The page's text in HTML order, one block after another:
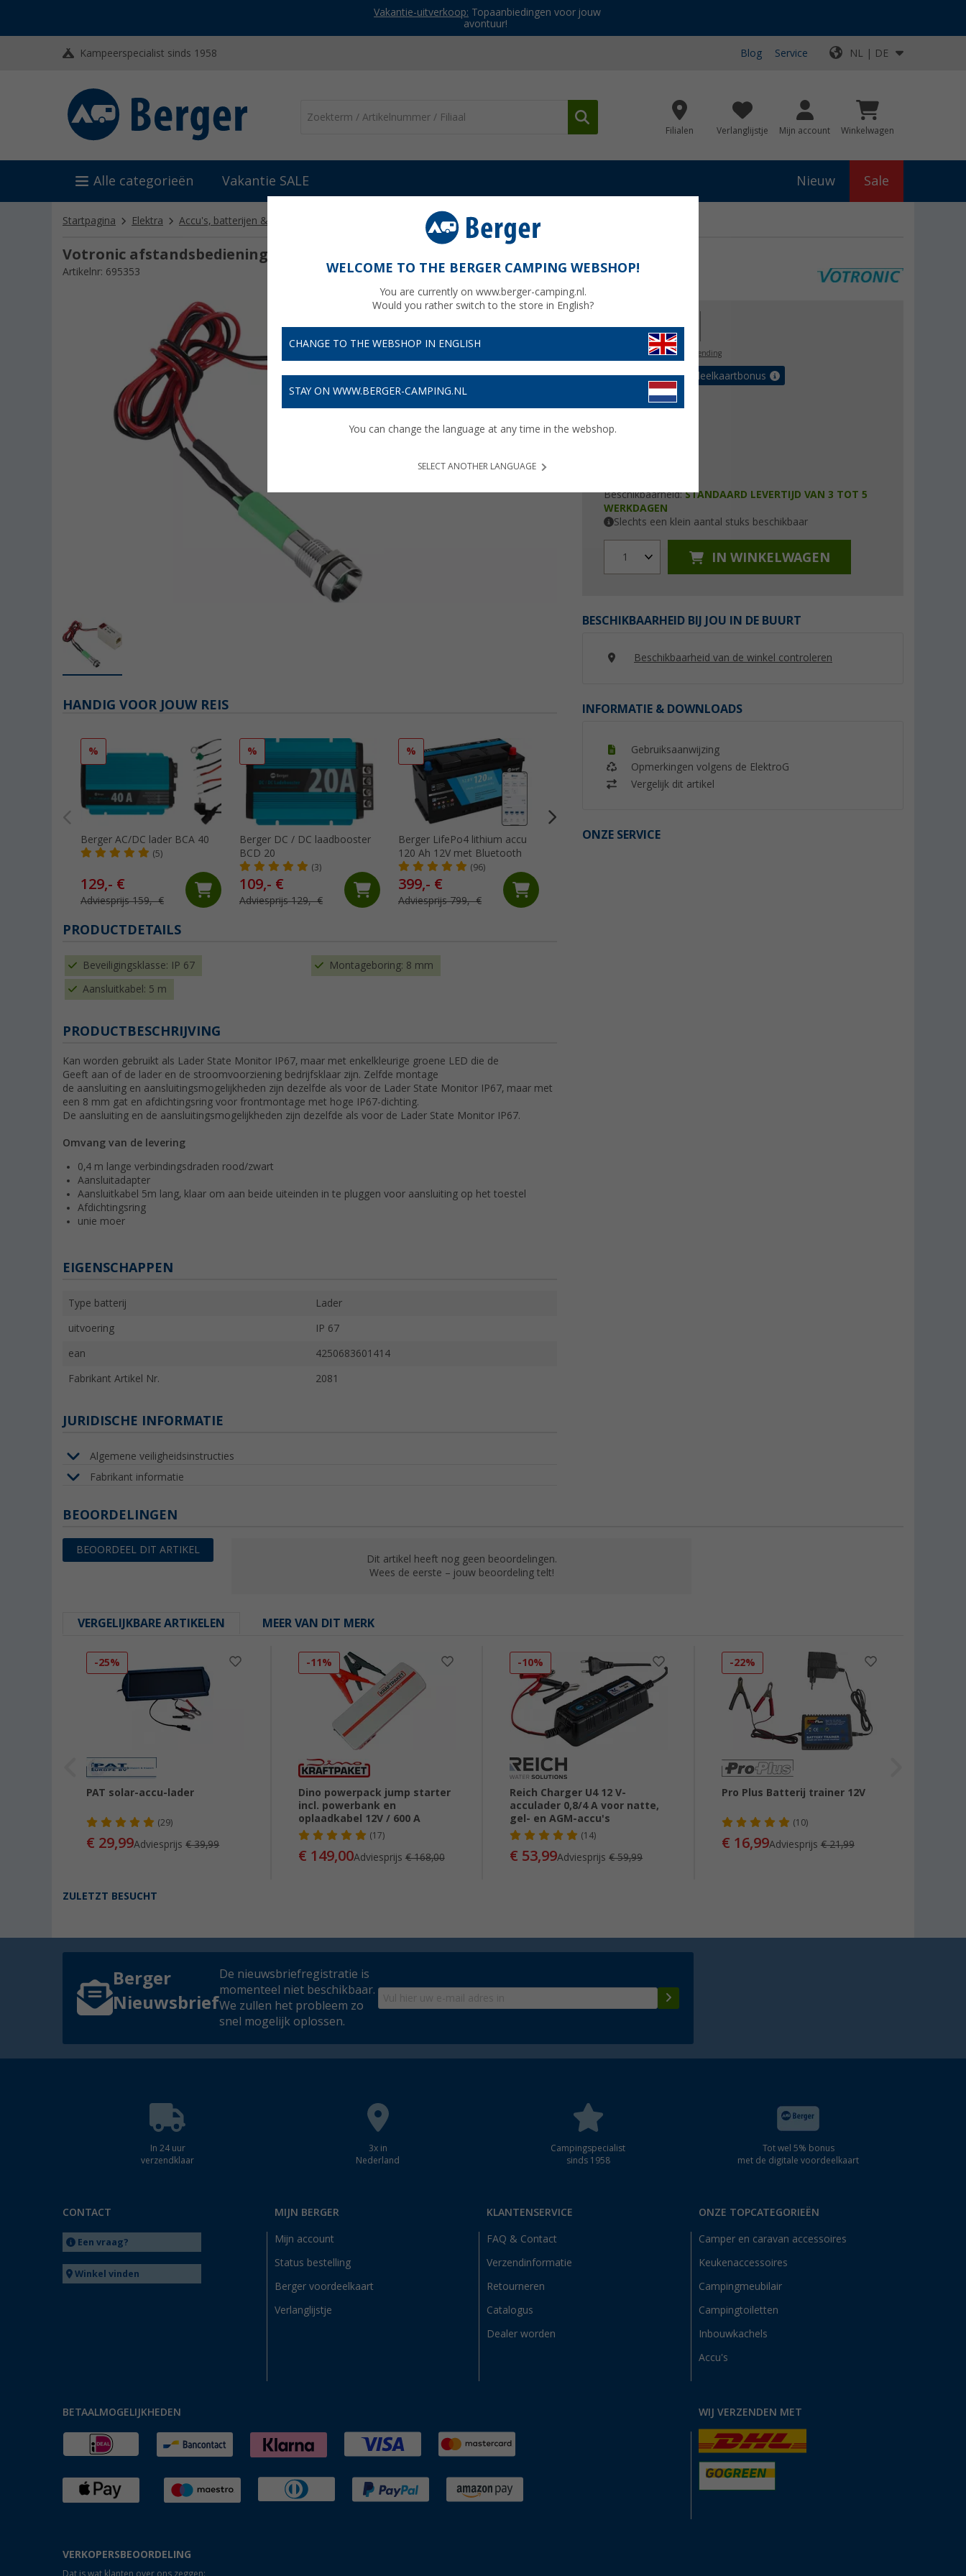
Vakantie-uitverkoop: Topaanbiedingen voor jouw
avontuur!
Kampeerspecialist sinds 1958 Blog Service NL | DE
Filialen Verlanglijstje Mijn account Winkelwagen
Alle categorieën Vakantie SALE Nieuw Sale
Startpagina Elektra Accu's, batterijen & laders Votronic afstandsbedieningsdisplay IP67
Votronic afstandsbedieningsdisplay IP67
Artikelnr: 695353
€ 190,00
Prijzen incl. BTWgratis verzending
5,70€ met de voordeelkaartbonus
Beschikbaarheid:STANDAARD LEVERTIJD VAN 3 TOT 5
WERKDAGEN
Slechts een klein aantal stuks beschikbaar
1 IN WINKELWAGEN
BESCHIKBAARHEID BIJ JOU IN DE BUURT
Beschikbaarheid van de winkel controleren
INFORMATIE & DOWNLOADS
Gebruiksaanwijzing
Opmerkingen volgens de ElektroG
Vergelijk dit artikel
ONZE SERVICE
HANDIG VOOR JOUW REIS
%
Berger AC/DC lader BCA 40
(5)
129,- €
Adviesprijs 159,- €
%
Berger DC / DC laadbooster
BCD 20
(3)
109,- €
Adviesprijs 129,- €
%
Berger LifePo4 lithium accu
120 Ah 12V met Bluetooth
(96)
399,- €
Adviesprijs 799,- €
Berger Energie BEPS 300
PRODUCTDETAILS
Beveiligingsklasse: IP 67 Montageboring: 8 mm
Aansluitkabel: 5 m
PRODUCTBESCHRIJVING
Kan worden gebruikt als Lader State Monitor IP67, maar met enkelkleurige groene LED die de
Geeft aan of de lader en de stroomvoorziening bedrijfsklaar zijn. Zelfde montage
de aansluiting en aansluitingsmogelijkheden zijn dezelfde als voor de Lader State Monitor IP67, maar met
een 8 mm gat en afdichtingsring voor frontmontage met hoge IP67-dichting.
De aansluiting en de aansluitingsmogelijkheden zijn dezelfde als voor de Lader State Monitor IP67.
Omvang van de levering
0,4 m lange verbindingsdraden rood/zwart
Aansluitadapter
Aansluitkabel 5m lang, klaar om aan beide uiteinden in te pluggen voor aansluiting op het toestel
Afdichtingsring
unie moer
EIGENSCHAPPEN
Type batterij Lader
uitvoering IP 67
ean 4250683601414
Fabrikant Artikel Nr. 2081
JURIDISCHE INFORMATIE
Algemene veiligheidsinstructies
Fabrikant informatie
BEOORDELINGEN
BEOORDEEL DIT ARTIKEL
Dit artikel heeft nog geen beoordelingen.
Wees de eerste – jouw beoordeling telt!
VERGELIJKBARE ARTIKELEN MEER VAN DIT MERK
-25%
PAT solar-accu-lader
(29)
€ 29,99Adviesprijs€ 39,99
-11%
Dino powerpack jump starter
incl. powerbank en
oplaadkabel 12V / 600 A
(17)
€ 149,00Adviesprijs € 168,00
-10%
Reich Charger U4 12 V-
acculader 0,8/4 A voor natte,
gel- en AGM-accu's
(14)
€ 53,99Adviesprijs€ 59,99
-22%
Pro Plus Batterij trainer 12V
(10)
€ 16,99Adviesprijs € 21,99
ZULETZT BESUCHT
Berger
Nieuwsbrief
De nieuwsbriefregistratie is
momenteel niet beschikbaar.
We zullen het probleem zo
snel mogelijk oplossen.
In 24 uur
verzendklaar
3x in
Nederland
Campingspecialist
sinds 1958
Tot wel 5% bonus
met de digitale voordeelkaart
CONTACT
Een vraag?
Winkel vinden
MIJN BERGER
Mijn account
Status bestelling
Berger voordeelkaart
Verlanglijstje
KLANTENSERVICE
FAQ & Contact
Verzendinformatie
Retourneren
Catalogus
Dealer worden
ONZE TOPCATEGORIEËN
Camper en caravan accessoires
Keukenaccessoires
Campingmeubilair
Campingtoiletten
Inbouwkachels
Accu's
BETAALMOGELIJKHEDEN WIJ VERZENDEN MET
VERKOPERSBEOORDELING
Dat is wat klanten over ons zeggen:
WELCOME TO THE BERGER CAMPING WEBSHOP!
You are currently on www.berger-camping.nl.
Would you rather switch to the store in English?
CHANGE TO THE WEBSHOP IN ENGLISH
STAY ON WWW.BERGER-CAMPING.NL
You can change the language at any time in the webshop.
SELECT ANOTHER LANGUAGE